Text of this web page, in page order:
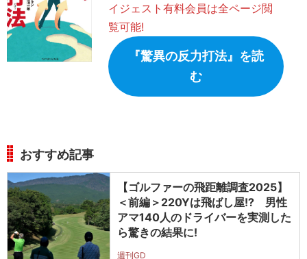
イジェスト有料会員は全ページ閲
覧可能!
『驚異の反力打法』を読
む
おすすめ記事
【ゴルファーの飛距離調査2025】
＜前編＞220Yは飛ばし屋!? 男性
アマ140人のドライバーを実測した
ら驚きの結果に!
週刊GD